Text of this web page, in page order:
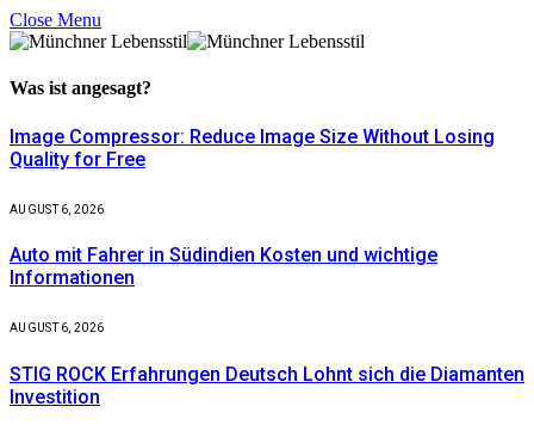
Close Menu
Was ist angesagt?
Image Compressor: Reduce Image Size Without Losing
Quality for Free
AUGUST 6, 2026
Auto mit Fahrer in Südindien Kosten und wichtige
Informationen
AUGUST 6, 2026
STIG ROCK Erfahrungen Deutsch Lohnt sich die Diamanten
Investition